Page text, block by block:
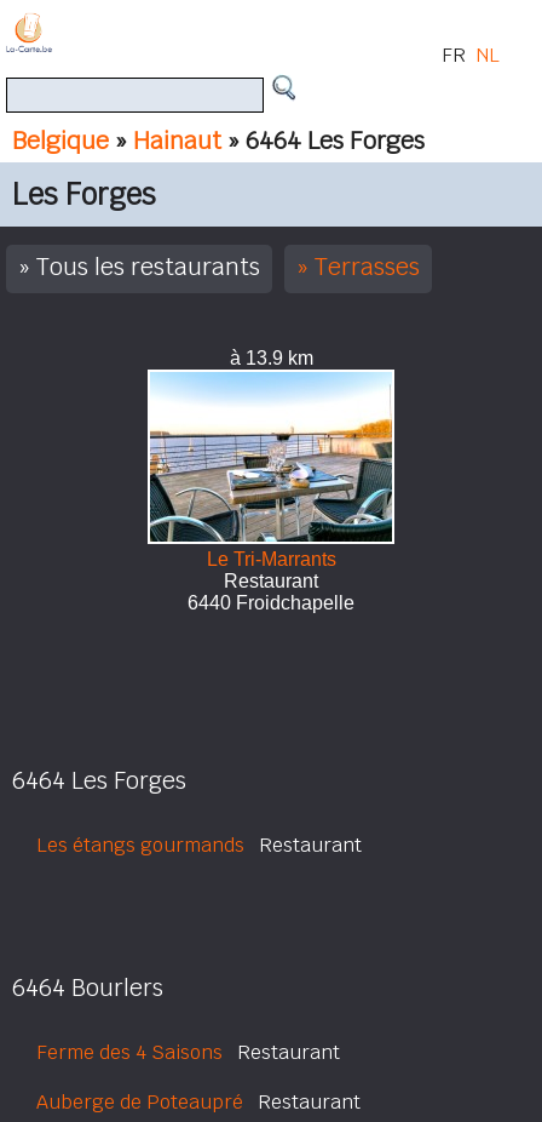
Belgique » Hainaut» 6464 Les Forges
FR NL
Les Forges
Tous les restaurants Terrasses
à 13.9 km
Le Tri-Marrants
Restaurant
6440 Froidchapelle
6464 Les Forges
Les étangs gourmands Restaurant
6464 Bourlers
Ferme des 4 Saisons Restaurant
Auberge de Poteaupré Restaurant